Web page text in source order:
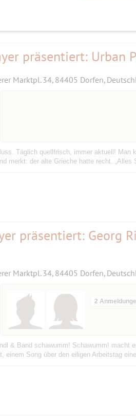
präsentiert: Urban
Marktpl. 34, 84405 Dorfen,
Täglich quellfrisch, immer aktuell! Man
merkt: der alte Grieche hatte recht. „Alles
präsentiert: Georg
Marktpl. 34, 84405 Dorfen,
2
& Band schawumm! Schawumm! macht
einem Song über den eiligen Arbeitstag